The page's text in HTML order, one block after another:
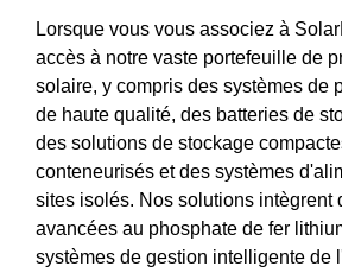
Lorsque vous vous associez à
accès à notre vaste portefeuille de
solaire, y compris des systèmes de
de haute qualité, des batteries de
des solutions de stockage
conteneurisés et des systèmes
sites isolés. Nos solutions intègrent
avancées au phosphate de fer
systèmes de gestion intelligente de